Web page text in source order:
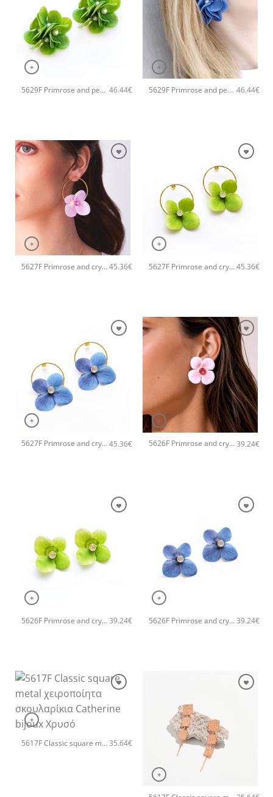
+
5629F Primrose and pearls small χειροποίητα σκουλαρίκια Catherine bijoux Πράσινο 46.44€
+
5629F Primrose and pearls small χειροποίητα σκουλαρίκια Catherine bijoux Μπλε 46.44€
+
5627F Primrose and crystals earrings Ροζ45.36€
+
5627F Primrose and crystals earrings Πράσινο45.36€
+
5627F Primrose and crystals earrings Μπλε45.36€
+
5626F Primrose and crystals small earrings Ροζ39.24€
+
5626F Primrose and crystals small earrings Πράσινο39.24€
+
5626F Primrose and crystals small earrings Μπλε39.24€
+
5617F Classic square metal χειροποίητα σκουλαρίκια Catherine bijoux Χρυσό35.64€
+